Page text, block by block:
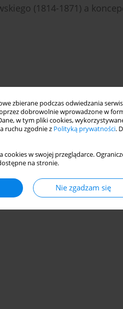
zbierane podczas odwiedzania
dobrowolnie wprowadzone w
w tym pliki cookies,
ruchu zgodnie z Polityką prywatności.
cookies w swojej przeglądarce.
na stronie.
Nie zgadzam się
(1814-1871) a
PRAWIE I PRAKTYCE